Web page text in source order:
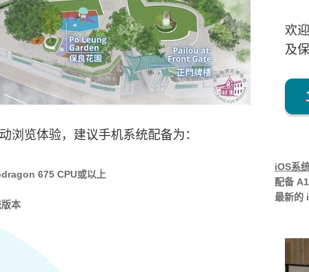
欢
及
浏览体验，建议手机系统配备为：
675 CPU或以上
本
iOS系
配备
最新的